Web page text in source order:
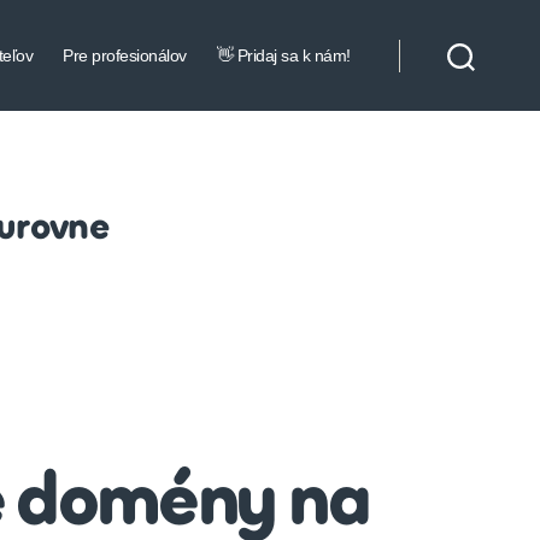
Pre profesionálov 👋 Pridaj sa k nám!
na